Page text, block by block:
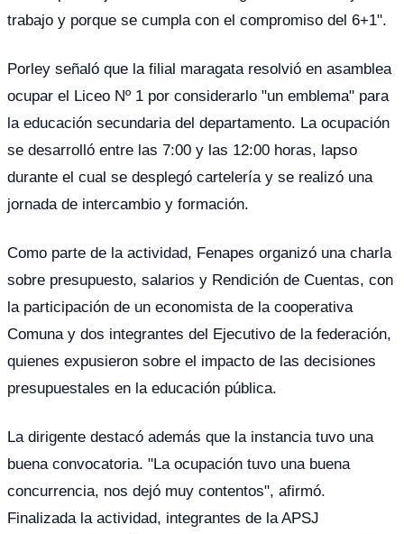
trabajo y porque se cumpla con el compromiso del 6+1".
Porley señaló que la filial maragata resolvió en asamblea
ocupar el Liceo Nº 1 por considerarlo "un emblema" para
la educación secundaria del departamento. La ocupación
se desarrolló entre las 7:00 y las 12:00 horas, lapso
durante el cual se desplegó cartelería y se realizó una
jornada de intercambio y formación.
Como parte de la actividad, Fenapes organizó una charla
sobre presupuesto, salarios y Rendición de Cuentas, con
la participación de un economista de la cooperativa
Comuna y dos integrantes del Ejecutivo de la federación,
quienes expusieron sobre el impacto de las decisiones
presupuestales en la educación pública.
La dirigente destacó además que la instancia tuvo una
buena convocatoria. "La ocupación tuvo una buena
concurrencia, nos dejó muy contentos", afirmó.
Finalizada la actividad, integrantes de la APSJ